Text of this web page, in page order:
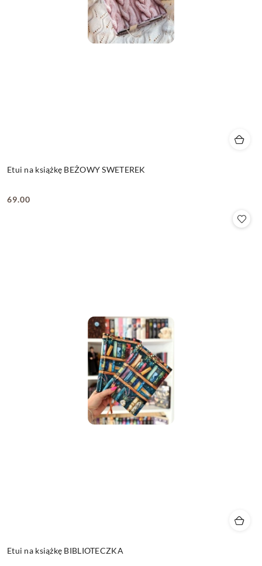
Etui na książkę BEŻOWY SWETEREK
Cena:
69.00
Etui na książkę BIBLIOTECZKA